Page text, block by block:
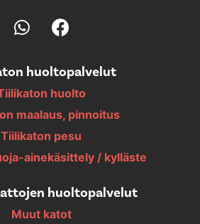
huoltopalvelut
huolto
maalaus, pinnoitus
Tiilikaton pesu
ainekäsittely / kylläste
huoltopalvelut
Muut katot